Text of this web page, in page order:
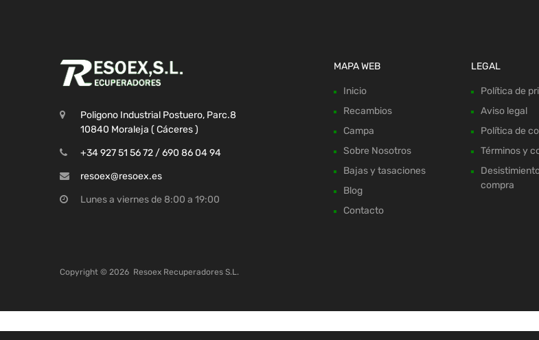
Poligono Industrial Postuero, Parc.8
10840 Moraleja ( Cáceres )
+34 927 51 56 72 / 690 86 04 94
resoex@resoex.es
Lunes a viernes de 8:00 a 19:00
MAPA WEB
Inicio
Recambios
Campa
Sobre Nosotros
Bajas y tasaciones
Blog
Contacto
LEGAL
Política de
Aviso legal
Política de
Términos y
compra
Copyright © 2026 Resoex Recuperadores S.L.